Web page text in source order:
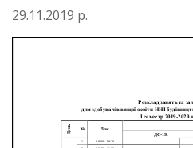
29.11.2019 р.